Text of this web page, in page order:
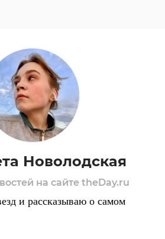
Новолодская
на сайте theDay.ru
и рассказываю о самом